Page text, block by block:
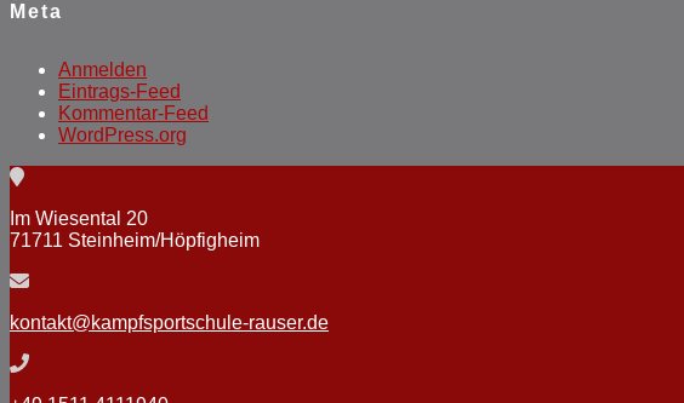
Meta
Anmelden
Eintrags-Feed
Kommentar-Feed
WordPress.org
Im Wiesental 20
71711 Steinheim/Höpfigheim
kontakt@kampfsportschule-rauser.de